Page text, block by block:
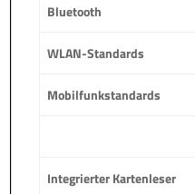
Bluetooth
WLAN-Standards
Mobilfunkstandards
Integrierter Kartenleser